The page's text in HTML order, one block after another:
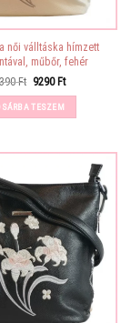
női válltáska hímzett
műbőr, fehér
Ft Original
was:
11390 Ft.
9290 FtCurrent
TESZEM